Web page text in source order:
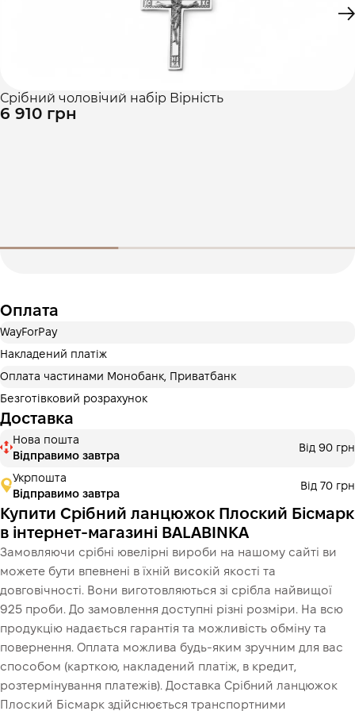
Це ще не оформлення кредитного договору. Ви просто
переходите до наступного кроку.
Купити
Срібний чоловічий набір Вірність
6 910 грн
Оплата
WayForPay
Накладений платіж
Оплата частинами Монобанк, Приватбанк
Безготівковий розрахунок
Доставка
Нова пошта
Відправимо завтра
Від 90 грн
Укрпошта
Відправимо завтра
Від 70 грн
Купити Срібний ланцюжок Плоский Бісмарк
в інтернет-магазині BALABINKA
Замовляючи срібні ювелірні вироби на нашому сайті ви
можете бути впевнені в їхній високій якості та
довговічності. Вони виготовляються зі срібла найвищої
925 проби. До замовлення доступні різні розміри. На всю
продукцію надається гарантія та можливість обміну та
повернення. Оплата можлива будь-яким зручним для вас
способом (карткою, накладений платіж, в кредит,
розтермінування платежів). Доставка Срібний ланцюжок
Плоский Бісмарк здійснюється транспортними